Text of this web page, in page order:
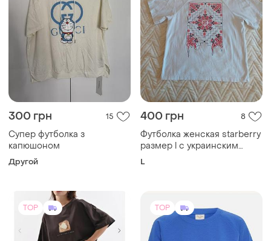
300 грн 15
Супер футболка з
капюшоном
Другой
400 грн 8
Футболка женская starberry
размер l с украинским
принтом
L
TOP TOP